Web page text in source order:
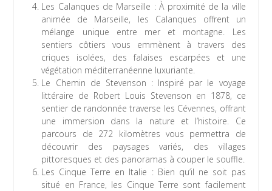
Les Calanques de Marseille : À proximité de la ville
animée de Marseille, les Calanques offrent un
mélange unique entre mer et montagne. Les
sentiers côtiers vous emmènent à travers des
criques isolées, des falaises escarpées et une
végétation méditerranéenne luxuriante.
Le Chemin de Stevenson : Inspiré par le voyage
littéraire de Robert Louis Stevenson en 1878, ce
sentier de randonnée traverse les Cévennes, offrant
une immersion dans la nature et l’histoire. Ce
parcours de 272 kilomètres vous permettra de
découvrir des paysages variés, des villages
pittoresques et des panoramas à couper le souffle.
Les Cinque Terre en Italie : Bien qu’il ne soit pas
situé en France, les Cinque Terre sont facilement